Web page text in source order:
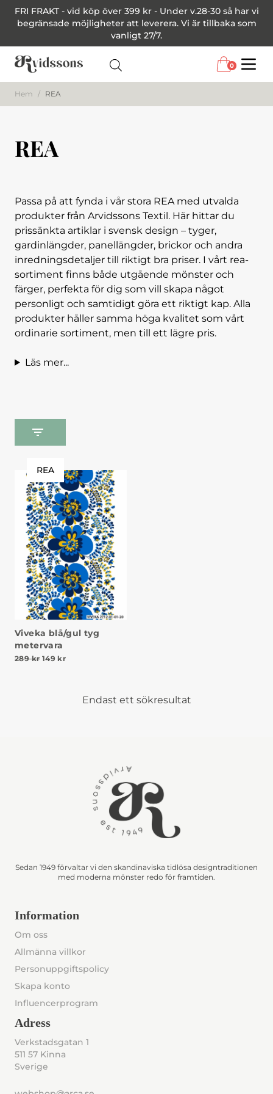
FRI FRAKT - vid köp över 399 kr - Under v.28-30 så har vi
begränsade möjligheter att leverera. Vi är tillbaka som
vanligt 27/7.
0
Hem / REA
REA
Passa på att fynda i vår stora REA med utvalda
produkter från Arvidssons Textil. Här hittar du
prissänkta artiklar i svensk design – tyger,
gardinlängder, panellängder, brickor och andra
inredningsdetaljer till riktigt bra priser. I vårt rea-
sortiment finns både utgående mönster och
färger, perfekta för dig som vill skapa något
personligt och samtidigt göra ett riktigt kap. Alla
produkter håller samma höga kvalitet som vårt
ordinarie sortiment, men till ett lägre pris.
Läs mer...
REA
Viveka blå/gul tyg
metervara
289kr Det ursprungliga priset var: 289 kr.
149 krDet nuvarande priset är: 149 kr.
Endast ett sökresultat
Sedan 1949 förvaltar vi den skandinaviska tidlösa designtraditionen
med moderna mönster redo för framtiden.
Information
Om oss
Allmänna villkor
Personuppgiftspolicy
Skapa konto
Influencerprogram
Adress
Verkstadsgatan 1
511 57 Kinna
Sverige